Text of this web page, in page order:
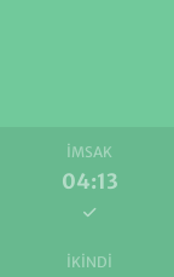
İMSAK
04:13
İKINDI